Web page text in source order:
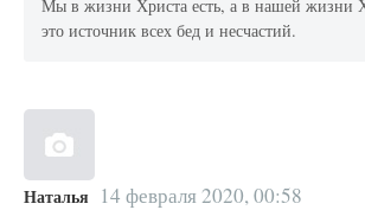
Мы в жизни Христа есть, а в нашей жизни
это источник всех бед и несчастий.
Наталья 14 февраля 2020, 00:58